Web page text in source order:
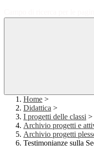
Home >
Didattica >
I progetti delle classi >
Archivio progetti e
Archivio progetti
Testimonianze sulla